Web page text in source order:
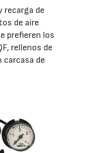
recarga de
de aire
prefieren los
rellenos de
carcasa de